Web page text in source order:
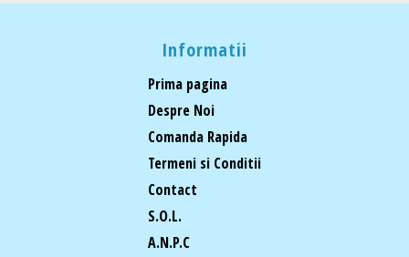
Informatii
Prima pagina
Despre Noi
Comanda Rapida
Termeni si Conditii
Contact
S.O.L.
A.N.P.C